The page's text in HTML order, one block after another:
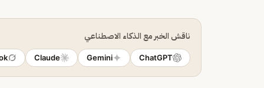
ناقش الخبر مع الذكاء الاصطناعي
ChatGPT
Gemini
Claude